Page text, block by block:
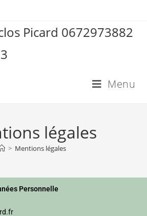
Picard 0672973882
Menu
légales
> Mentions légales
Personnelle